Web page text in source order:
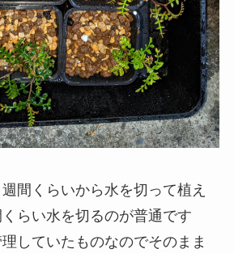
間くらいから水を切って植え
らい水を切るのが普通です
していたものなのでそのまま